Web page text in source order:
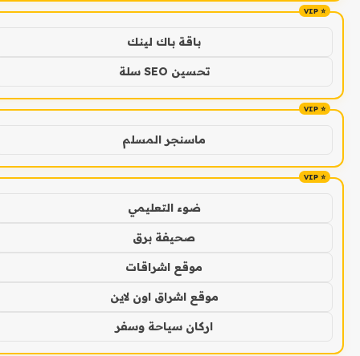
باقة باك لينك
تحسين SEO سلة
ماسنجر المسلم
ضوء التعليمي
صحيفة برق
موقع اشراقات
موقع اشراق اون لاين
اركان سياحة وسفر